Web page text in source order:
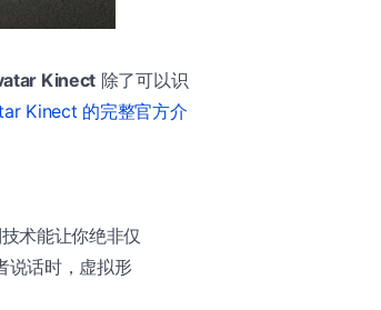
Kinect 除了可以识
Kinect 的完整官方介
术能让你绝非仅
说话时，虚拟形